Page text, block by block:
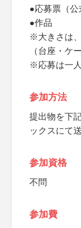
●応募票（公
●作品
※大きさは
（台座・ケ
※応募は一
参加方法
提出物を下
ックスにて
参加資格
不問
参加費